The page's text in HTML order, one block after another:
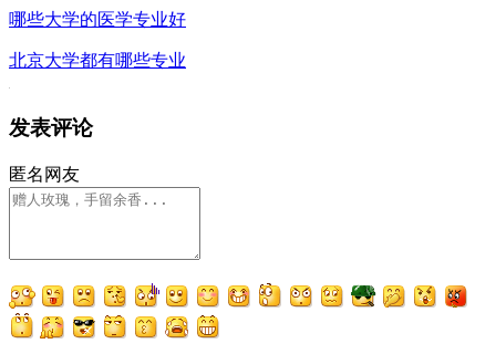
哪些大学的医学专业好
北京大学都有哪些专业
发表评论
匿名网友